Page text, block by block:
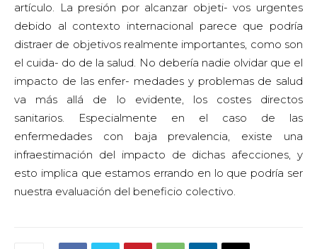
artículo. La presión por alcanzar objeti- vos urgentes
debido al contexto internacional parece que podría
distraer de objetivos realmente importantes, como son
el cuida- do de la salud. No debería nadie olvidar que el
impacto de las enfer- medades y problemas de salud
va más allá de lo evidente, los costes directos
sanitarios. Especialmente en el caso de las
enfermedades con baja prevalencia, existe una
infraestimación del impacto de dichas afecciones, y
esto implica que estamos errando en lo que podría ser
nuestra evaluación del beneficio colectivo.